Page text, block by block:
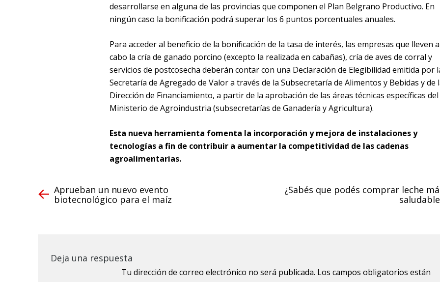
desarrollarse en alguna de las provincias que componen el Plan Belgrano Productivo. En
ningún caso la bonificación podrá superar los 6 puntos porcentuales anuales.
Para acceder al beneficio de la bonificación de la tasa de interés, las empresas que lleven a
cabo la cría de ganado porcino (excepto la realizada en cabañas), cría de aves de corral y
servicios de postcosecha deberán contar con una Declaración de Elegibilidad emitida por
Secretaría de Agregado de Valor a través de la Subsecretaría de Alimentos y Bebidas y de
Dirección de Financiamiento, a partir de la aprobación de las áreas técnicas específicas del
Ministerio de Agroindustria (subsecretarías de Ganadería y Agricultura).
Esta nueva herramienta fomenta la incorporación y mejora de instalaciones y
tecnologías a fin de contribuir a aumentar la competitividad de las cadenas
agroalimentarias.
Aprueban un nuevo evento
biotecnológico para el maíz
¿Sabés que podés comprar leche
Deja una respuesta
Tu dirección de correo electrónico no será publicada. Los campos obligatorios están